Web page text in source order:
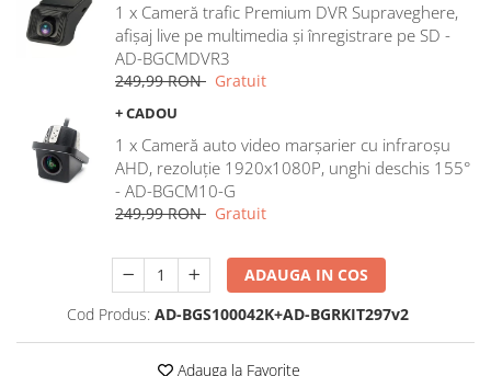
Rame adaptoare Isuzu
Rame adaptoare Subaru
Rame adaptoare Iveco
Rame adaptoare Smart
Rame adaptoare Land Rover
Rame adaptoare Ssangyong
Rame adaptoare Hummer
1 x Cameră trafic Premium DVR Supraveghere,
afișaj live pe multimedia și înregistrare pe SD -
AD-BGCMDVR3
249,99 RON Gratuit
+ CADOU
1 x Cameră auto video marșarier cu infraroșu
AHD, rezoluție 1920x1080P, unghi deschis 155°
- AD-BGCM10-G
249,99 RON Gratuit
ADAUGA IN COS
Cod Produs: AD-BGS100042K+AD-BGRKIT297v2
Adauga la Favorite